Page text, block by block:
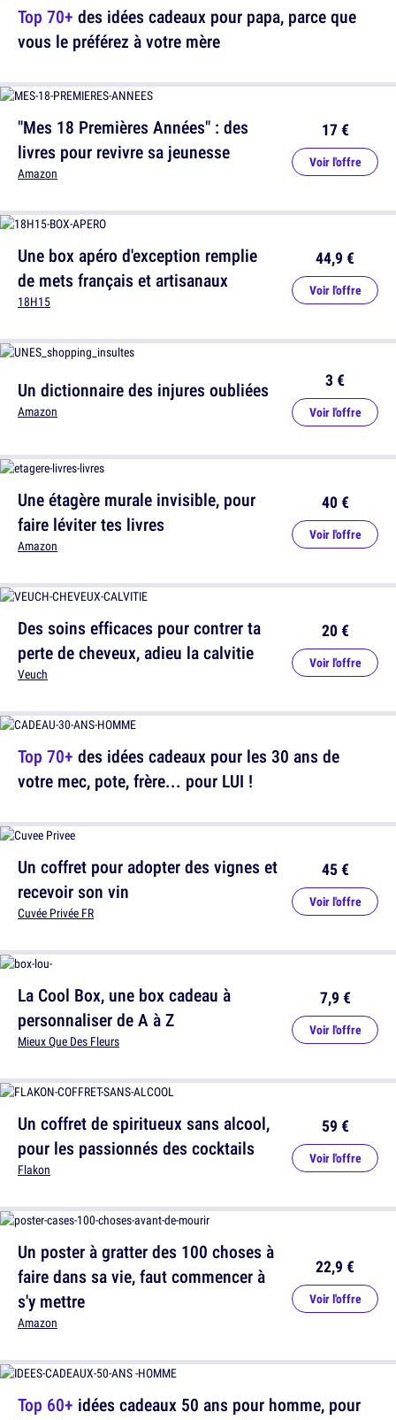
Top 70+ des idées cadeaux pour papa, parce que
vous le préférez à votre mère
Une box apéro d'exception remplie
de mets français et artisanaux
18H15
44,9 €
Voir l'offre
Des soins efficaces pour contrer ta
perte de cheveux, adieu la calvitie
Veuch
20 €
Voir l'offre
Un coffret pour adopter des vignes et
recevoir son vin
Cuvée Privée FR
45 €
Voir l'offre
Un coffret de spiritueux sans alcool,
pour les passionnés des cocktails
Flakon
59 €
Voir l'offre
Top 60+ idées cadeaux 50 ans pour homme, pour
"Mes 18 Premières Années" : des
livres pour revivre sa jeunesse
Amazon
17 €
Voir l'offre
Un dictionnaire des injures oubliées
Amazon
3 €
Voir l'offre
Une étagère murale invisible, pour
faire léviter tes livres
Amazon
40 €
Voir l'offre
Top 70+ des idées cadeaux pour les 30 ans de
votre mec, pote, frère... pour LUI !
La Cool Box, une box cadeau à
personnaliser de A à Z
Mieux Que Des Fleurs
7,9 €
Voir l'offre
Un poster à gratter des 100 choses à
faire dans sa vie, faut commencer à
s'y mettre
Amazon
22,9 €
Voir l'offre